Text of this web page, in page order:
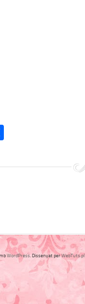
WordPress. Dissenyat perWebTuts.pl